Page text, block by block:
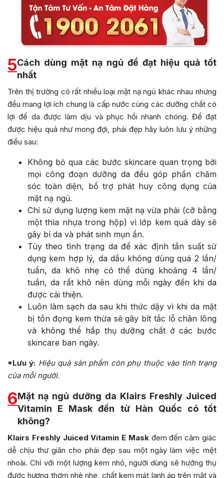
5Cách dùng mặt nạ ngủ để đạt hiệu quả tốt
nhất
Trên thị trường có rất nhiều loại mặt nạ ngủ khác nhau nhưng
đều mang lợi ích chung là cấp nước cùng các dưỡng chất có
lợi để da được làm dịu và phục hồi nhanh chóng. Để đạt
được hiệu quả như mong đợi, phái đẹp hãy luôn lưu ý những
điều sau:
Không bỏ qua các bước skincare quan trọng bởi
mọi công đoạn dưỡng da đều góp phần chăm
sóc toàn diện, bổ trợ phát huy công dụng của
mặt nạ ngủ.
Chỉ sử dụng lượng kem mặt nạ vừa phải (cỡ bằng
một thìa nhựa trong hộp) vì lớp kem quá dày sẽ
gây bí da và phát sinh mụn ẩn.
Tùy theo tình trạng da để xác định tần suất sử
dụng kem hợp lý, da dầu không dùng quá 2 lần/
tuần, da khô nhẹ có thể dùng khoảng 4 lần/
tuần, da rất khô nên dùng mỗi ngày đến khi da
được cải thiện.
Luôn làm sạch da sau khi thức dậy vì khi da mặt
bị tồn đọng kem thừa sẽ gây bít tắc lỗ chân lông
và không thể hấp thụ dưỡng chất ở các bước
skincare ban ngày.
*Lưu ý: Hiệu quả sản phẩm còn phụ thuộc vào tình trạng
của mỗi người.
6Mặt nạ ngủ dưỡng da Klairs Freshly Juiced
Vitamin E Mask đến từ Hàn Quốc có tốt
không?
Klairs Freshly Juiced Vitamin E Maskđem đến cảm giác
dễ chịu thư giãn cho phái đẹp sau một ngày làm việc mệt
nhoài. Chỉ với một lượng kem nhỏ, người dùng sẽ hưởng thụ
được hương thơm nhè nhẹ, chất kem mát lạnh áp trên mặt và